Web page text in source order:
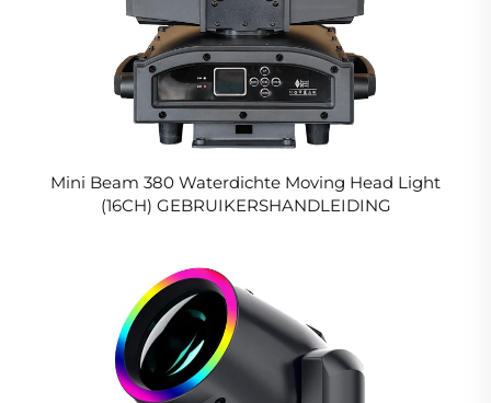
Mini Beam 380 Waterdichte Moving Head Light
(16CH) GEBRUIKERSHANDLEIDING